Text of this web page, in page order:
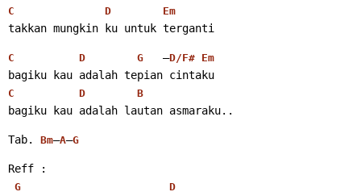
C D Em
takkan mungkin ku untuk terganti
C D G
   –
D/F# Em
bagiku kau adalah tepian cintaku
C D B
bagiku kau adalah lautan asmaraku..
Tab. Bm–A–G
Reff :
G D